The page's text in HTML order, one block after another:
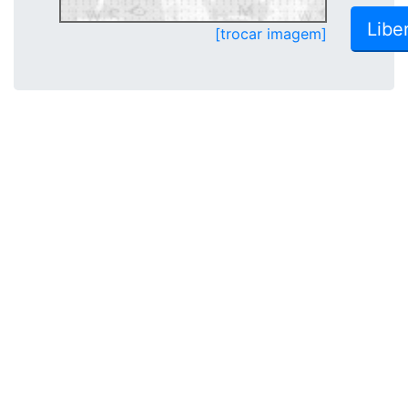
[trocar imagem]